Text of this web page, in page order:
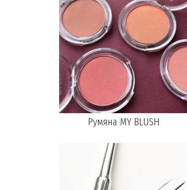
Румяна MY BLUSH